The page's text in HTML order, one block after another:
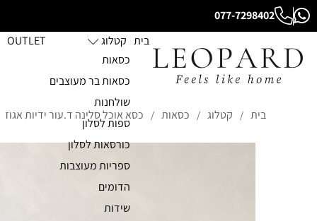
077-7298402
בית קטלוג
כסאות
כסאות בר מעוצבים
שולחנות
ספות לסלון
כורסאות לסלון
ספריות מעוצבות
הדומים
שידות
OUTLET
בית / קטלוג / כסאות / כסא אוכל סלינה ד.עור ידיות אגוז